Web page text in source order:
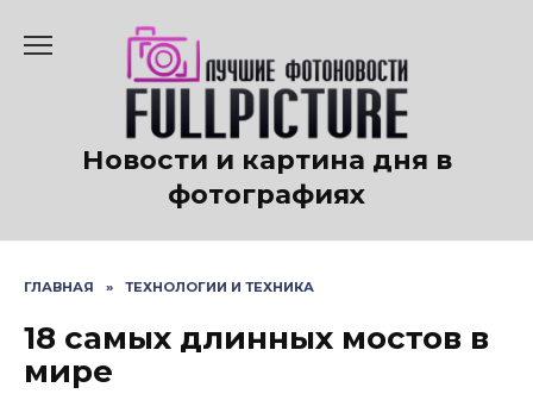
содержанию
Новости и картина дня в
фотографиях
ГЛАВНАЯ » ТЕХНОЛОГИИ И ТЕХНИКА
18 самых длинных мостов в
мире